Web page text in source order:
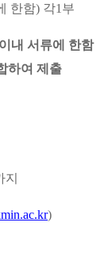
한함) 각1 부
내 서류에 한함
하여 제출
지
)